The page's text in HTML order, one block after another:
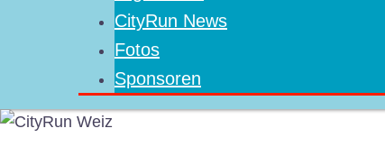
CityRun News
Fotos
Sponsoren